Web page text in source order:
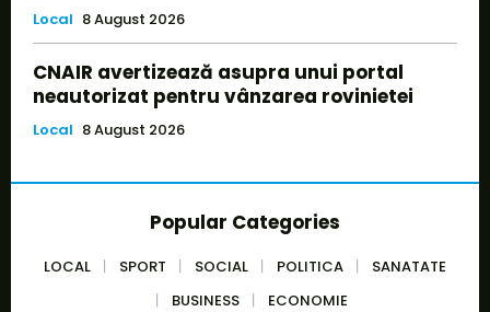
Local 8 August 2026
CNAIR avertizează asupra unui portal
neautorizat pentru vânzarea rovinietei
Local 8 August 2026
Popular Categories
LOCAL SPORT SOCIAL POLITICA
SANATATE
BUSINESS
ECONOMIE